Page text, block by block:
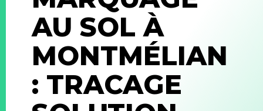
AU SOL À
MONTMÉLIAN
: TRACAGE